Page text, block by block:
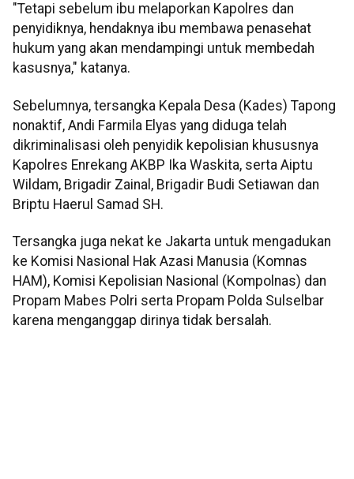
"Tetapi sebelum ibu melaporkan Kapolres dan
penyidiknya, hendaknya ibu membawa penasehat
hukum yang akan mendampingi untuk membedah
kasusnya," katanya.
Sebelumnya, tersangka Kepala Desa (Kades) Tapong
nonaktif, Andi Farmila Elyas yang diduga telah
dikriminalisasi oleh penyidik kepolisian khususnya
Kapolres Enrekang AKBP Ika Waskita, serta Aiptu
Wildam, Brigadir Zainal, Brigadir Budi Setiawan dan
Briptu Haerul Samad SH.
Tersangka juga nekat ke Jakarta untuk mengadukan
ke Komisi Nasional Hak Azasi Manusia (Komnas
HAM), Komisi Kepolisian Nasional (Kompolnas) dan
Propam Mabes Polri serta Propam Polda Sulselbar
karena menganggap dirinya tidak bersalah.